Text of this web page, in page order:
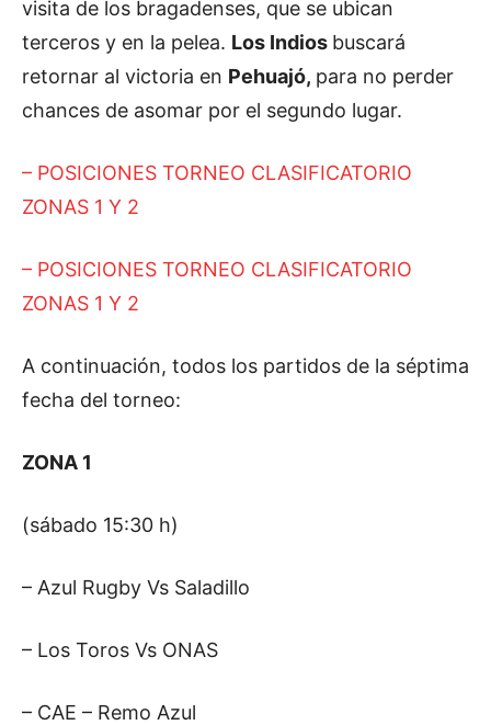
visita de los bragadenses, que se ubican
terceros y en la pelea. Los Indios buscará
retornar al victoria en Pehuajó, para no perder
chances de asomar por el segundo lugar.
– POSICIONES TORNEO CLASIFICATORIO
ZONAS 1 Y 2
– POSICIONES TORNEO CLASIFICATORIO
ZONAS 1 Y 2
A continuación, todos los partidos de la séptima
fecha del torneo:
ZONA 1
(sábado 15:30 h)
– Azul Rugby Vs Saladillo
– Los Toros Vs ONAS
– CAE – Remo Azul